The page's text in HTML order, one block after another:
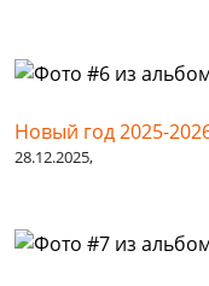
Новый год 2025-
28.12.2025,